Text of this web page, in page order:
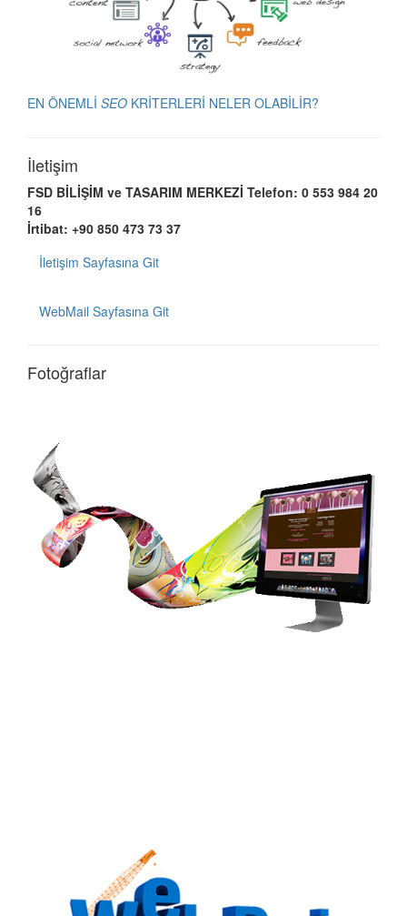
EN ÖNEMLİ SEO KRİTERLERİ NELER OLABİLİR?
İletişim
FSD BİLİŞİM ve TASARIM MERKEZİ Telefon: 0 553 984 20
16
İrtibat: +90 850 473 73 37
İletişim Sayfasına Git
WebMail Sayfasına Git
Fotoğraflar